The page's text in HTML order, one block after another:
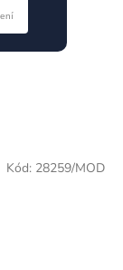
Kód: 28259/MOD